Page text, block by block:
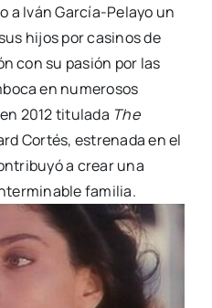
a Iván García-Pelayo un
hijos por casinos de
con su pasión por las
en numerosos
2012 titulada The
Cortés, estrenada en el
a crear una
familia.